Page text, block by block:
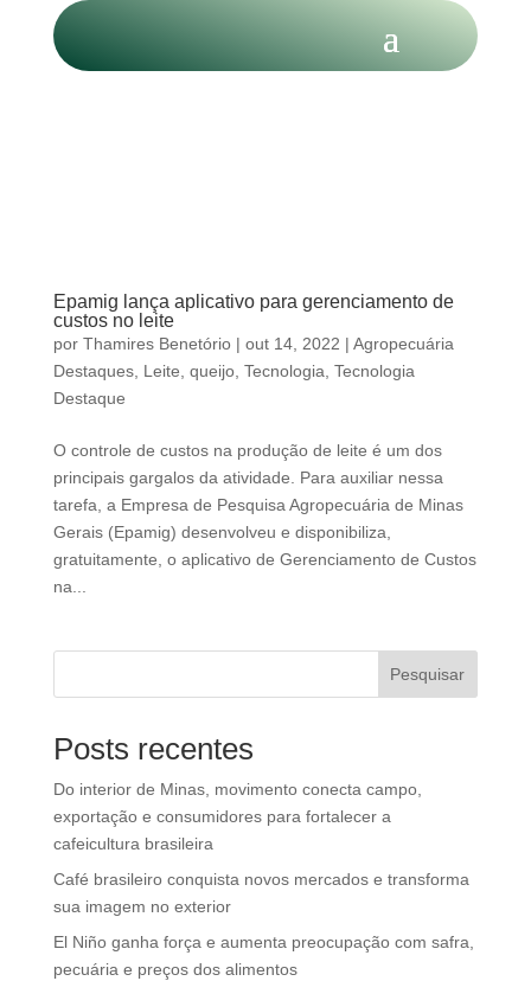
Epamig lança aplicativo para gerenciamento de
custos no leite
por Thamires Benetório| out 14, 2022 | Agropecuária
Destaques, Leite queijo, Tecnologia Tecnologia
Destaque
O controle de custos na produção de leite é um dos
principais gargalos da atividade. Para auxiliar nessa
tarefa, a Empresa de Pesquisa Agropecuária de Minas
Gerais (Epamig) desenvolveu e disponibiliza,
gratuitamente, o aplicativo de Gerenciamento de Custos
na...
Pesquisar
Posts recentes
Do interior de Minas, movimento conecta campo,
exportação e consumidores para fortalecer a
cafeicultura brasileira
Café brasileiro conquista novos mercados e transforma
sua imagem no exterior
El Niño ganha força e aumenta preocupação com safra,
pecuária e preços dos alimentos